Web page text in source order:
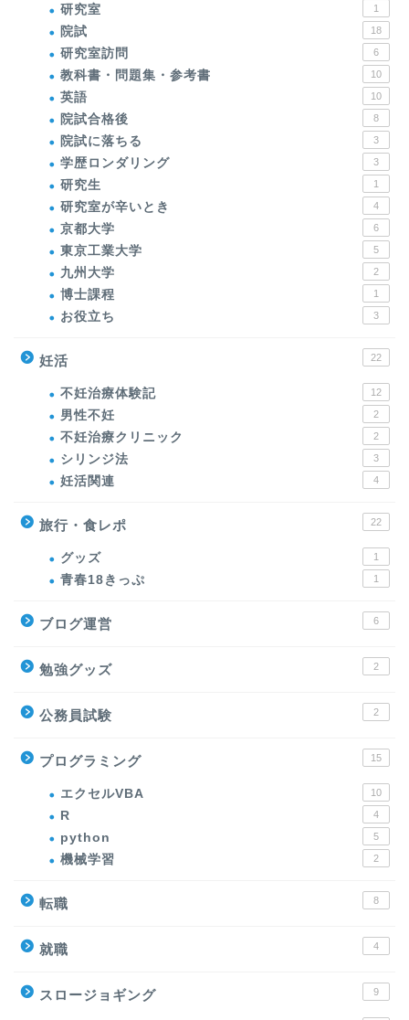
研究室 1
院試 18
研究室訪問 6
教科書・問題集・参考書 10
英語 10
院試合格後 8
院試に落ちる 3
学歴ロンダリング 3
研究生 1
研究室が辛いとき 4
京都大学 6
東京工業大学 5
九州大学 2
博士課程 1
お役立ち 3
妊活 22
不妊治療体験記 12
男性不妊 2
不妊治療クリニック 2
シリンジ法 3
妊活関連 4
旅行・食レポ 22
グッズ 1
青春18きっぷ 1
ブログ運営 6
勉強グッズ 2
公務員試験 2
プログラミング 15
エクセルVBA 10
R 4
python 5
機械学習 2
転職 8
就職 4
スロージョギング 9